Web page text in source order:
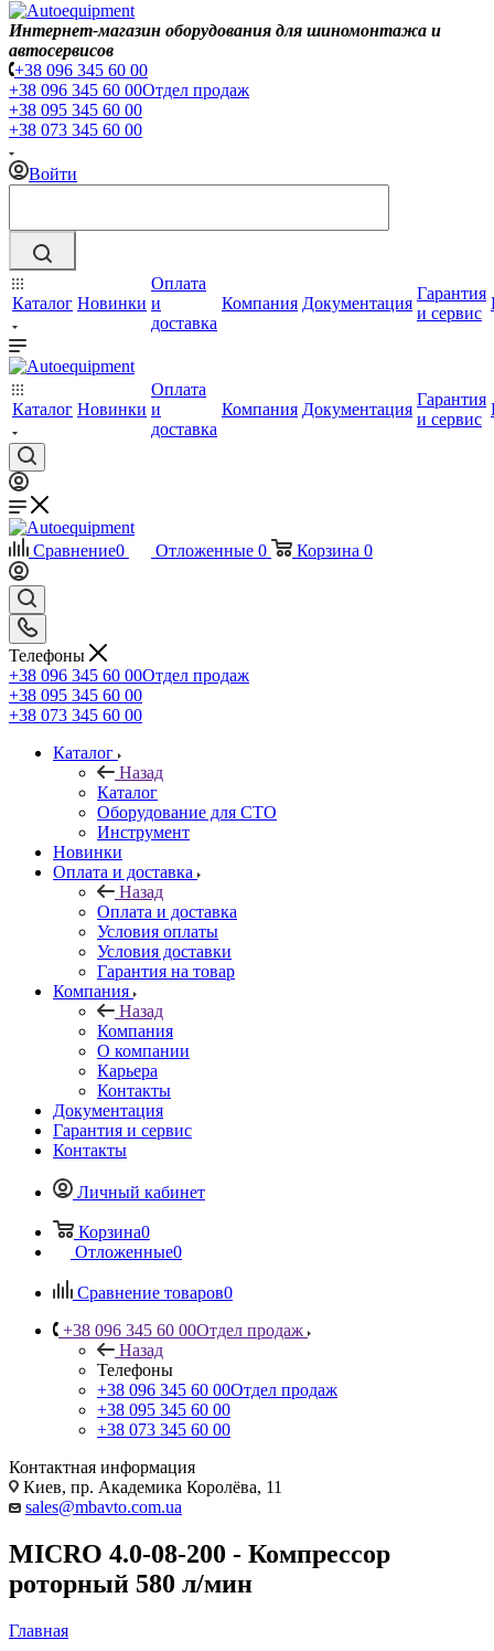
Интернет-магазин оборудования для шиномонтажа и
автосервисов
+38 096 345 60 00
+38 096 345 60 00Отдел продаж
+38 095 345 60 00
+38 073 345 60 00
Войти
Каталог Новинки
Оплата
и
доставка
Компания Документация
Гарантия
и сервис
Каталог Новинки
Оплата
и
доставка
Компания Документация
Гарантия
и сервис
Сравнение0 Отложенные 0 Корзина 0
Телефоны
+38 096 345 60 00Отдел продаж
+38 095 345 60 00
+38 073 345 60 00
Каталог
Назад
Каталог
Оборудование для СТО
Инструмент
Новинки
Оплата и доставка
Назад
Оплата и доставка
Условия оплаты
Условия доставки
Гарантия на товар
Компания
Назад
Компания
О компании
Карьера
Контакты
Документация
Гарантия и сервис
Контакты
Личный кабинет
Корзина0
Отложенные0
Сравнение товаров0
+38 096 345 60 00Отдел продаж
Назад
Телефоны
+38 096 345 60 00Отдел продаж
+38 095 345 60 00
+38 073 345 60 00
Контактная информация
Киев, пр. Академика Королёва, 11
sales@mbavto.com.ua
MICRO 4.0-08-200 - Компрессор
роторный 580 л/мин
Главная